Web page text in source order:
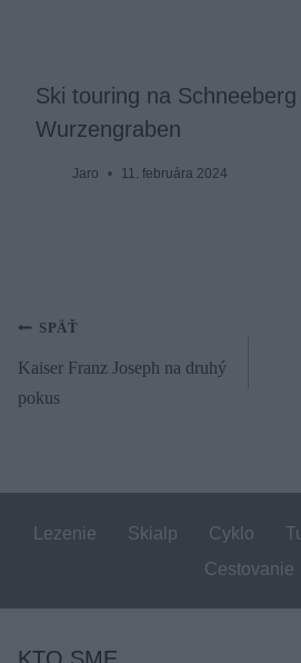
Ski touring na Schneeberg
Wurzengraben
Jaro 11. februára 2024
Navigácia
SPÄŤ
Kaiser Franz Joseph na druhý
pokus
Lezenie Skialp Cyklo
Cestovanie